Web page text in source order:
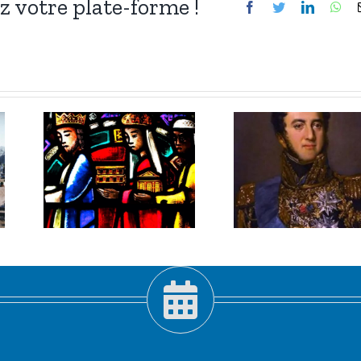
votre plate-forme ! Facebook
TwitterLinkedIn
3 janvier
2026 :
Louis-
Gabriel
Suchet,
habile.